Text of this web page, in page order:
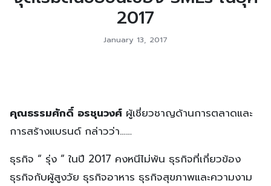
2017
January 13, 2017
คุณธรรมศักดิ์ อรชุนวงศ์ ผู้เชี่ยวชาญด้านการตลาดและ
การสร้างแบรนด์ กล่าวว่า……
ธุรกิจ “ รุ่ง ” ในปี 2017 คงหนีไม่พ้น ธุรกิจที่เกี่ยวข้อง
ธุรกิจกับผู้สูงวัย ธุรกิจอาหาร ธุรกิจสุขภาพและความงาม